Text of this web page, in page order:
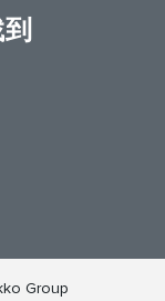
Group